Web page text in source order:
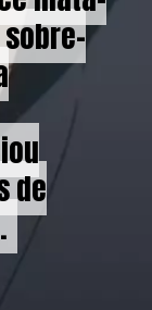
de
de